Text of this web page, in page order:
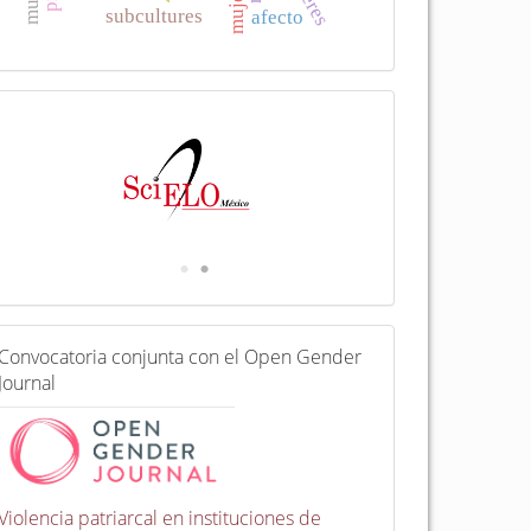
subcultures afecto
C
o
Convocatoria conjunta con el Open Gender
Journal
patriarcal en instituciones de